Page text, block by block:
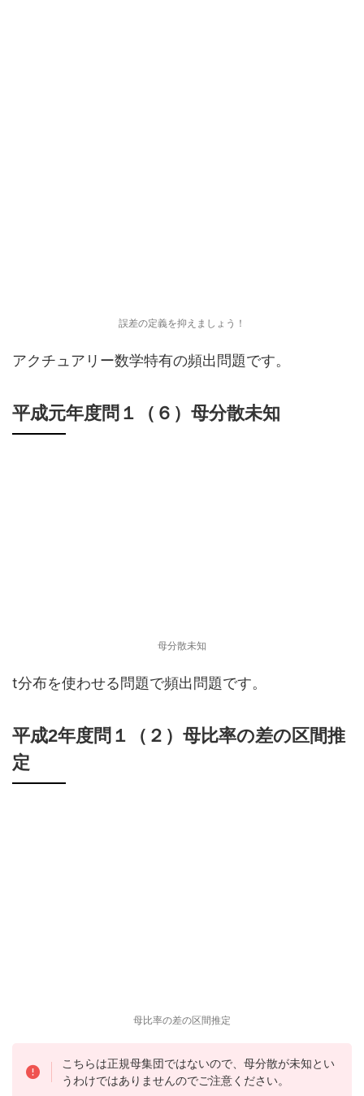
誤差の定義を抑えましょう！
アクチュアリー数学特有の頻出問題です。
平成元年度問１（６）母分散未知
母分散未知
t分布を使わせる問題で頻出問題です。
平成2年度問１（２）母比率の差の区間推
定
母比率の差の区間推定
こちらは正規母集団ではないので、母分散が未知とい
うわけではありませんのでご注意ください。